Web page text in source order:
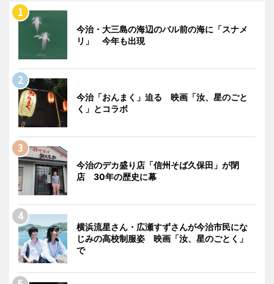
今治・大三島の海辺のバル前の海に「スナメ
リ」 今年も出現
今治「おんまく」迫る 映画「汝、星のごと
く」とコラボ
今治のデカ盛り店「信州そば久保田」が閉
店 30年の歴史に幕
横浜流星さん・広瀬すずさんが今治市民にな
じみの高校制服姿 映画「汝、星のごとく」
で